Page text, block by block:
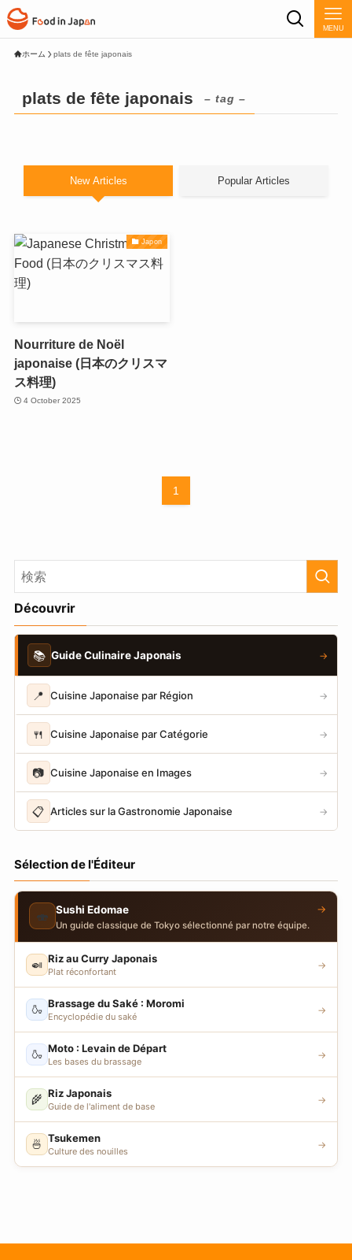
MENU
ホーム plats de fête japonais
plats de fête japonais – tag –
New Articles Popular Articles
Japon
Nourriture de Noël
japonaise (日本のクリスマ
ス料理)
4 October 2025
1
Découvrir
📚 Guide Culinaire Japonais →
📍 Cuisine Japonaise par Région →
🍴 Cuisine Japonaise par Catégorie →
📷 Cuisine Japonaise en Images →
📋 Articles sur la Gastronomie Japonaise →
Sélection de l'Éditeur
🍣 Sushi Edomae
Un guide classique de Tokyo sélectionné par notre équipe.
→
🍛 Riz au Curry Japonais
Plat réconfortant
→
🍶 Brassage du Saké : Moromi
Encyclopédie du saké
→
🍶 Moto : Levain de Départ
Les bases du brassage
→
🌾 Riz Japonais
Guide de l'aliment de base
→
🍜 Tsukemen
Culture des nouilles
→